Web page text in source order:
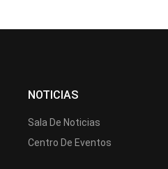
NOTICIAS
Sala De Noticias
Centro De Eventos